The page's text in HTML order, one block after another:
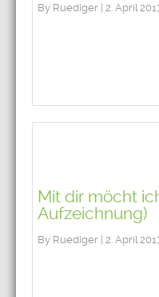
By Ruediger | 2. April
Mit dir möcht
Aufzeichnung)
By Ruediger | 2. April